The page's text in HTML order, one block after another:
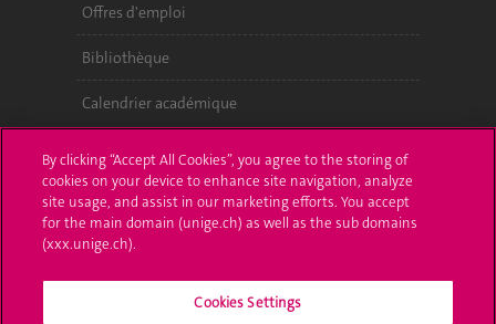
Offres d'emploi
Bibliothèque
Calendrier académique
Médias sociaux UNIGE
By clicking “Accept All Cookies”, you agree to the storing of
cookies on your device to enhance site navigation, analyze
site usage, and assist in our marketing efforts. You accept
for the main domain (unige.ch) as well as the sub domains
(xxx.unige.ch).
Cookies Settings